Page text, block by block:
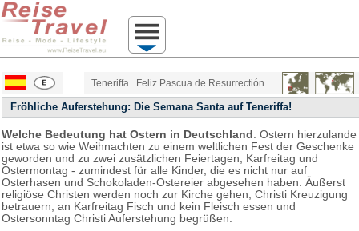
Teneriffa Feliz Pascua de Resurrectión
Fröhliche Auferstehung: Die Semana Santa auf Teneriffa!
Welche Bedeutung hat Ostern in Deutschland: Ostern hierzulande
ist etwa so wie Weihnachten zu einem weltlichen Fest der Geschenke
geworden und zu zwei zusätzlichen Feiertagen, Karfreitag und
Ostermontag - zumindest für alle Kinder, die es nicht nur auf
Osterhasen und Schokoladen-Ostereier abgesehen haben. Äußerst
religiöse Christen werden noch zur Kirche gehen, Christi Kreuzigung
betrauern, an Karfreitag Fisch und kein Fleisch essen und
Ostersonntag Christi Auferstehung begrüßen.